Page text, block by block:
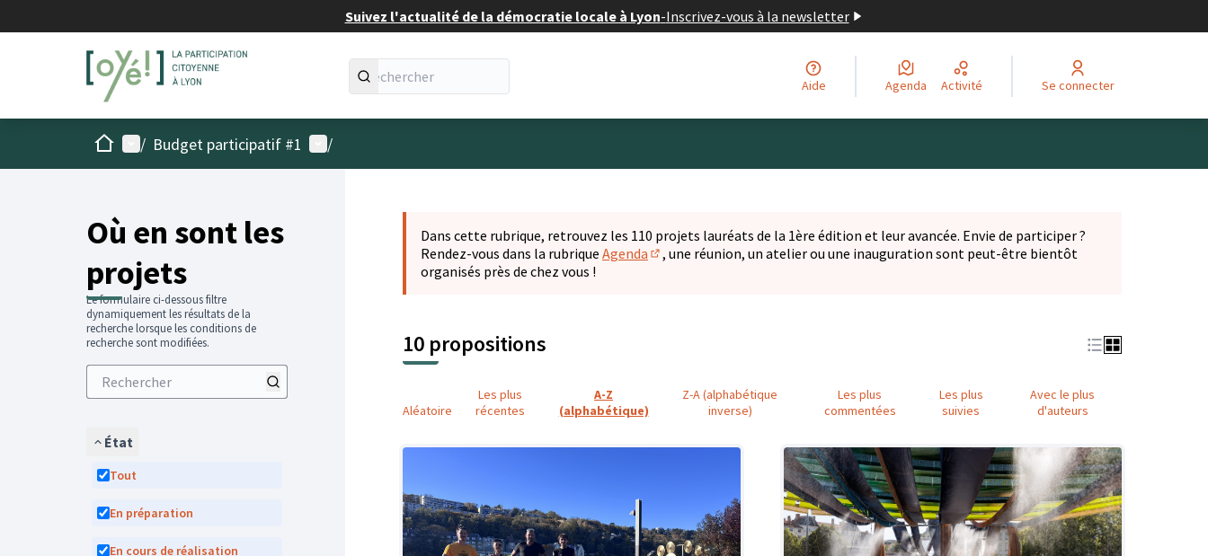
Suivez l'actualité de la démocratie locale à Lyon-Inscrivez-vous à la newsletter
Aide Agenda Activité Se connecter
AccueilMenu principal
/ Budget participatif #1 Menu utilisateur
/
Où en sont les
projets
Le formulaire ci-dessous filtre
dynamiquement les résultats de la
recherche lorsque les conditions de
recherche sont modifiées.
État
Tout
En préparation
En cours de réalisation
Dans cette rubrique, retrouvez les 110 projets lauréats de la 1ère édition et leur avancée. Envie de participer ?
Rendez-vous dans la rubrique Agenda
(S'ouvre dans un nouvel onglet)
, une réunion, un atelier ou une inauguration sont peut-être bientôt
organisés près de chez vous !
10 propositions
Aléatoire
Les plus
récentes
A-Z
(alphabétique)
Z-A (alphabétique
inverse)
Les plus
commentées
Les plus
suivies
Avec le plus
d'auteurs